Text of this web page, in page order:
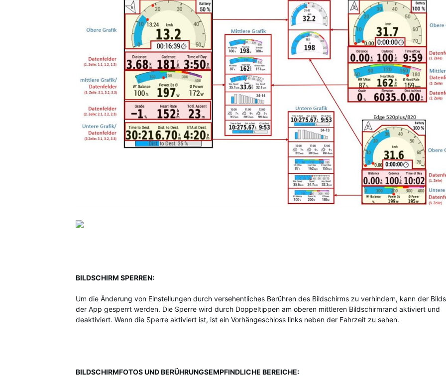
BILDSCHIRM SPERREN:
Um die Änderung von Einstellungen durch versehentliches Berühren des Bildschirms zu verhindern, kann der
der App gesperrt werden. Die Sperre wird durch Doppeltippen am oberen mittleren Bildschirmrand aktiviert und
deaktiviert. Wenn die Sperre aktiviert ist, ist ein Vorhängeschloss links neben der Fahrzeit zu sehen.
BILDSCHIRMFOTOS UND BERÜHRUNGSEMPFINDLICHE BEREICHE: